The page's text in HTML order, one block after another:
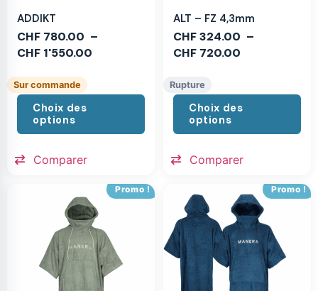
ADDIKT
CHF 780.00 –
CHF 1'550.00
Sur commande
Choix des
options
Comparer
ALT – FZ 4,3mm
CHF324.00 –
CHF 720.00
Rupture
Choix des
options
Comparer
Promo ! Promo !